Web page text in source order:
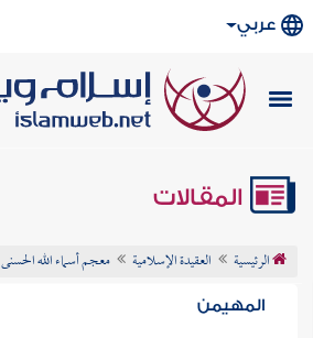
عربي
المقالات
الرئيسية العقيدة الإسلامية معجم أسماء الله الحسنى
المهيمن